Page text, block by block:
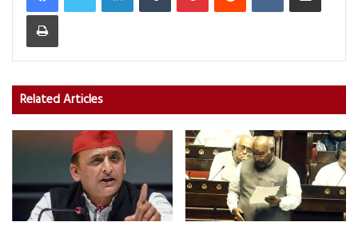
Print
Related Articles